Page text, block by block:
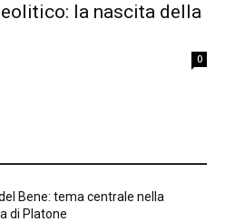
la nascita della
0
del Bene: tema centrale nella
di Platone